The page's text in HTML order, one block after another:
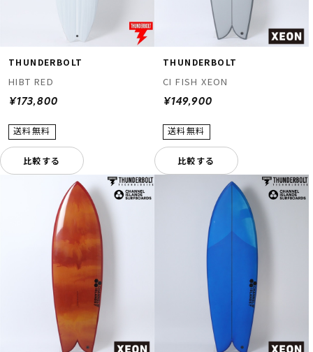
THUNDERBOLT
HIBT RED
¥173,800
比較する
THUNDERBOLT
CI FISH XEON
¥149,900
比較する